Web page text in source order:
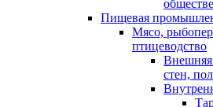
Пищевая
Мясо,
птицеводство
Внешняя
стен,